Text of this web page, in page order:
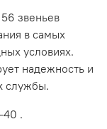
звеньев
в самых
условиях.
надежность и
службы.
.